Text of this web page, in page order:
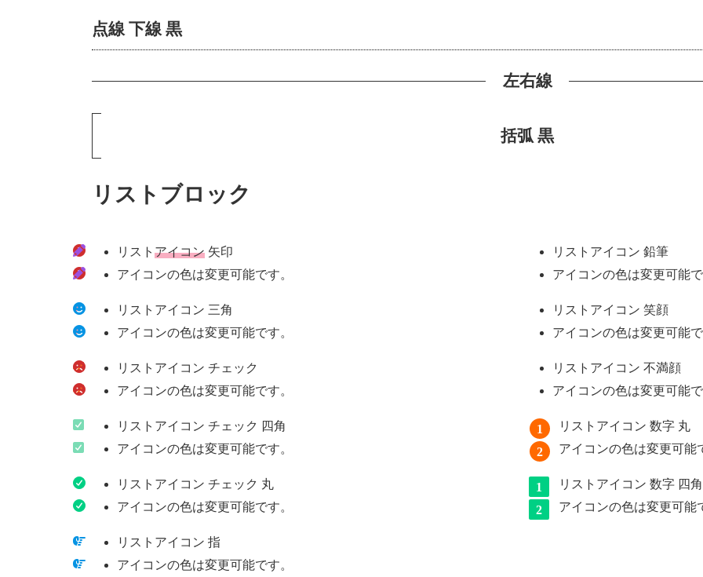
点線 下線 黒
左右線
括弧 黒
リストブロック
リスト アイコン 矢印
アイコンの色は変更可能です。
リストアイコン 三角
アイコンの色は変更可能です。
リストアイコン チェック
アイコンの色は変更可能です。
リストアイコン チェック 四角
アイコンの色は変更可能です。
リストアイコン チェック 丸
アイコンの色は変更可能です。
リストアイコン 指
アイコンの色は変更可能です。
リストアイコン 鉛筆
アイコンの色は変更可能
リストアイコン 笑顔
アイコンの色は変更可能
リストアイコン 不満顔
アイコンの色は変更可能
リストアイコン 数字 丸
アイコンの色は変更可能
リストアイコン 数字 四角
アイコンの色は変更可能